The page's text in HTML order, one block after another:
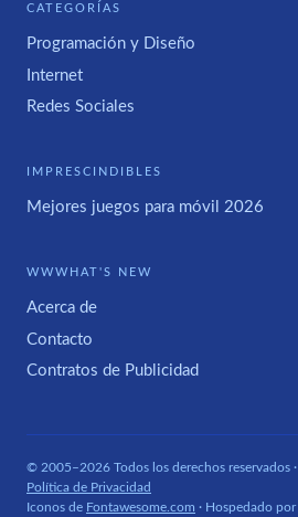
CATEGORÍAS
Programación y Diseño
Internet
Redes Sociales
IMPRESCINDIBLES
Mejores juegos para móvil 2026
WWWHAT'S NEW
Acerca de
Contacto
Contratos de Publicidad
© 2005–2026 Todos los derechos reservados ·
Política de Privacidad
Iconos de Fontawesome.com · Hospedado por